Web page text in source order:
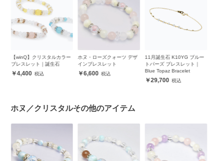
【winQ】クリスタルカラー
ブレスレット｜誕生石
4,400
ホヌ・ローズクォーツ デザ
インブレスレット
6,600
11月誕生石 K10YG ブルー
トパーズ ブレスレット｜
Blue Topaz Bracelet
29,700
ホヌ／クリスタルその他のアイテム